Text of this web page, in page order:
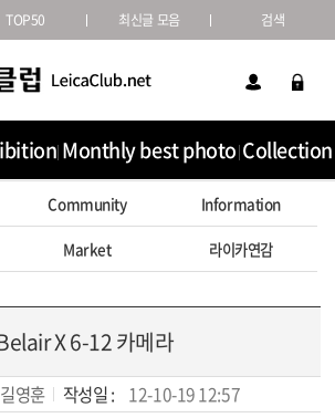
TOP50 최신글 모음 검색
Monthly best photo Collection
Community Information
Market 라이카연감
X 6-12 카메라
길영훈 작성일 : 12-10-19 12:57